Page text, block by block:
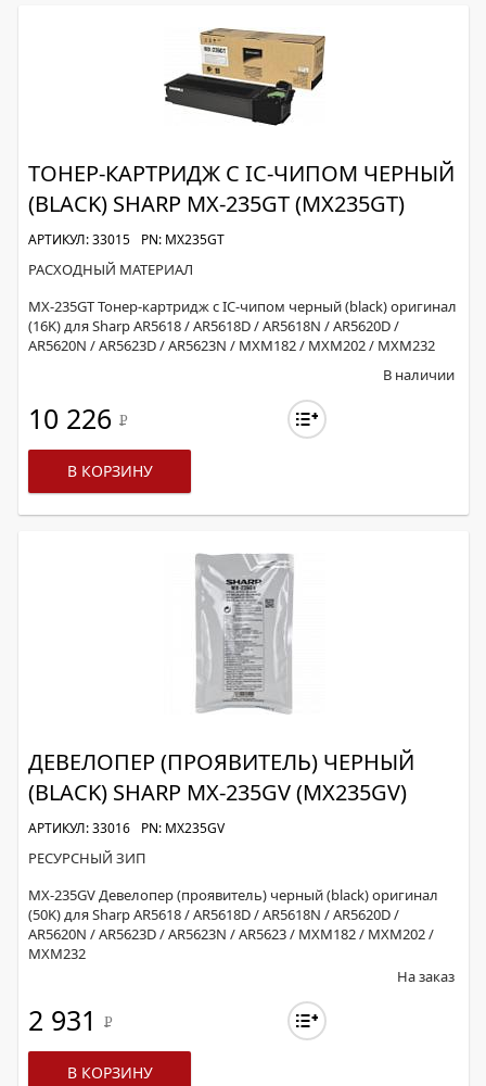
ТОНЕР-КАРТРИДЖ С IC-ЧИПОМ ЧЕРНЫЙ
(BLACK) SHARP MX-235GT (MX235GT)
АРТИКУЛ: 33015 PN: MX235GT
РАСХОДНЫЙ МАТЕРИАЛ
MX-235GT Тонер-картридж с IC-чипом черный (black) оригинал
(16K) для Sharp AR5618 / AR5618D / AR5618N / AR5620D /
AR5620N / AR5623D / AR5623N / MXM182 / MXM202 / MXM232
В наличии
10 226 Р
В КОРЗИНУ
ДЕВЕЛОПЕР (ПРОЯВИТЕЛЬ) ЧЕРНЫЙ
(BLACK) SHARP MX-235GV (MX235GV)
АРТИКУЛ: 33016 PN: MX235GV
РЕСУРСНЫЙ ЗИП
MX-235GV Девелопер (проявитель) черный (black) оригинал
(50K) для Sharp AR5618 / AR5618D / AR5618N / AR5620D /
AR5620N / AR5623D / AR5623N / AR5623 / MXM182 / MXM202 /
MXM232
На заказ
2 931 Р
В КОРЗИНУ